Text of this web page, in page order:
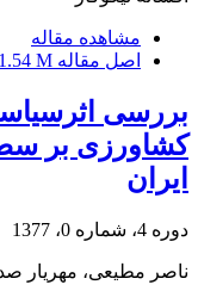
مشاهده مقاله
اصل مقاله 1.54 M
بررسی
کشاورزی بر
ایران
دوره 4، شماره 0، 1377
ناصر مطیعی، مهریار